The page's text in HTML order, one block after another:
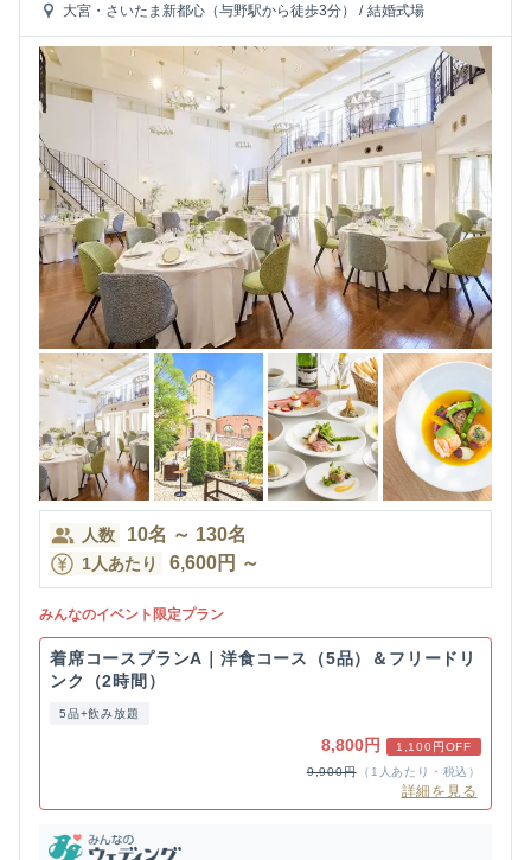
大宮・さいたま新都心（与野駅から徒歩3分） / 結婚式場
人数 10名 ～ 130名
1人あたり 6,600円 ～
みんなのイベント限定プラン
着席コースプランA｜洋食コース（5品）＆フリードリ
ンク（2時間）
5品+飲み放題
8,800円
1,100円OFF
9,900円
（1人あたり・税込）
詳細を見る